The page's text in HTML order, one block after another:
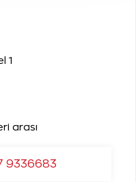
1
arası
9336683